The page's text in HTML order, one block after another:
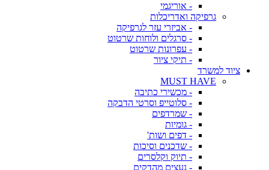
- אוריגמי
גרפיקה ואדריכלות
- אביזרי עזר לגרפיקה
- סרגלים ולוחות שרטוט
- עפרונות שרטוט
- תיקי ציור
ציוד למשרד
MUST HAVE
- מכשירי כתיבה
- סלוטייפ וסרטי הדבקה
- שמרדפים
- גומיות
- דפים ושות'
- שדכנים וסיכות
- תיוק וקלסרים
- נעצים מהדקים